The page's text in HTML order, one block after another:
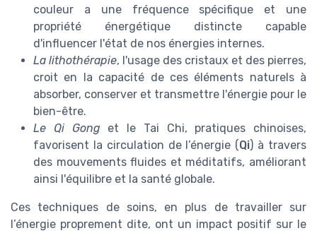
couleur a une fréquence spécifique et une
propriété énergétique distincte capable
d'influencer l'état de nos énergies internes.
La lithothérapie, l'usage des cristaux et des pierres,
croit en la capacité de ces éléments naturels à
absorber, conserver et transmettre l'énergie pour le
bien-être.
Le Qi Gong et le Tai Chi, pratiques chinoises,
favorisent la circulation de l’énergie (Qi) à travers
des mouvements fluides et méditatifs, améliorant
ainsi l'équilibre et la santé globale.
Ces techniques de soins, en plus de travailler sur
l’énergie proprement dite, ont un impact positif sur le